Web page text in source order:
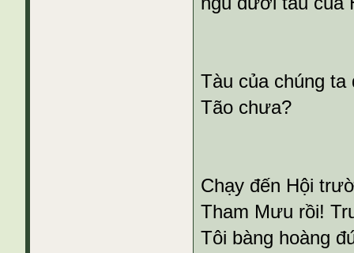
Tàu của chúng ta
Tão chưa?
Chạy đến Hội
Tham Mưu rồi!
Tôi bàng hoàng